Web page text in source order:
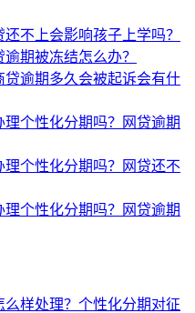
不上会影响孩子上学吗？
期被冻结怎么办？
逾期多久会被起诉会有什
个性化分期吗？网贷逾期
个性化分期吗？网贷还不
个性化分期吗？网贷逾期
样处理？个性化分期对征